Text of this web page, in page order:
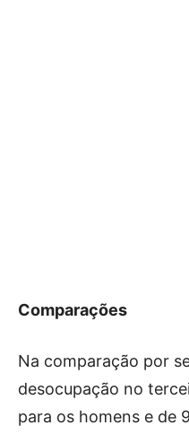
Comparações
Na comparação por
desocupação no
para os homens e de